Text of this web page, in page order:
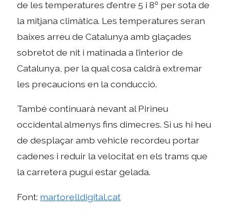
de les temperatures d’entre 5 i 8º per sota de
la mitjana climàtica. Les temperatures seran
baixes arreu de Catalunya amb glaçades
sobretot de nit i matinada a l’interior de
Catalunya, per la qual cosa caldrà extremar
les precaucions en la conducció.
També continuarà nevant al Pirineu
occidental almenys fins dimecres. Si us hi heu
de desplaçar amb vehicle recordeu portar
cadenes i reduir la velocitat en els trams que
la carretera pugui estar gelada.
Font: martorelldigital.cat